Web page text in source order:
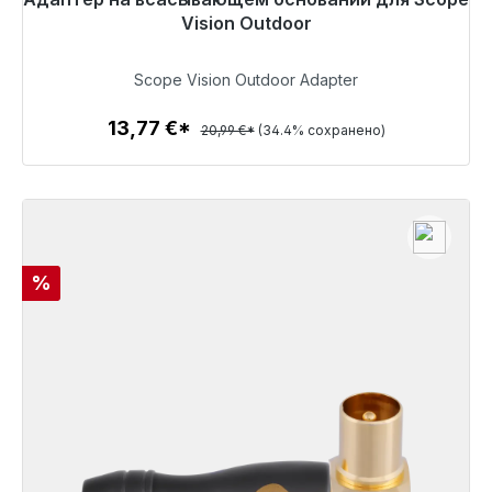
Vision Outdoor
48 часов*
13,77 €
Детали
Scope Vision Outdoor Adapter
13,77 €* 20,99 €* (34.4% сохранено)
Скидка
%